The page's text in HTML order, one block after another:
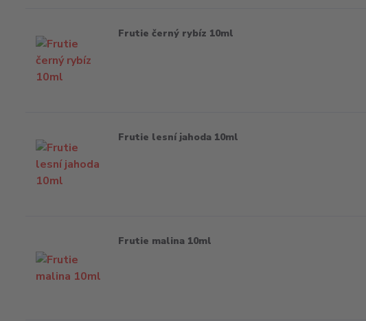
Frutie černý rybíz 10ml
Frutie lesní jahoda 10ml
Frutie malina 10ml